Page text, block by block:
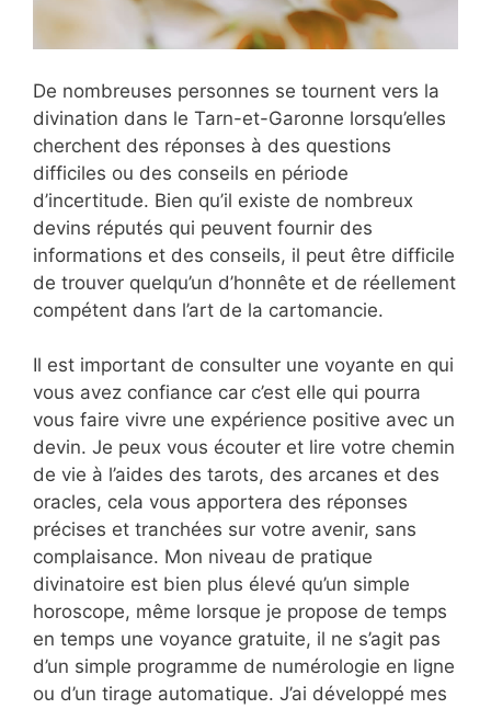
De nombreuses personnes se tournent vers la
divination dans le Tarn-et-Garonne lorsqu’elles
cherchent des réponses à des questions
difficiles ou des conseils en période
d’incertitude. Bien qu’il existe de nombreux
devins réputés qui peuvent fournir des
informations et des conseils, il peut être difficile
de trouver quelqu’un d’honnête et de réellement
compétent dans l’art de la cartomancie.
Il est important de consulter une voyante en qui
vous avez confiance car c’est elle qui pourra
vous faire vivre une expérience positive avec un
devin. Je peux vous écouter et lire votre chemin
de vie à l’aides des tarots, des arcanes et des
oracles, cela vous apportera des réponses
précises et tranchées sur votre avenir, sans
complaisance. Mon niveau de pratique
divinatoire est bien plus élevé qu’un simple
horoscope, même lorsque je propose de temps
en temps une voyance gratuite, il ne s’agit pas
d’un simple programme de numérologie en ligne
ou d’un tirage automatique. J’ai développé mes